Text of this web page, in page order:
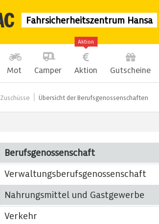
Fahrsicherheitszentrum Hansa
Mot Camper Aktion
Aktion
Gutscheine
Zuschüsse Übersicht der Berufsgenossenschaften
Berufsgenossenschaft
Verwaltungsberufsgenossenschaft
Nahrungsmittel und Gastgewerbe
Verkehr